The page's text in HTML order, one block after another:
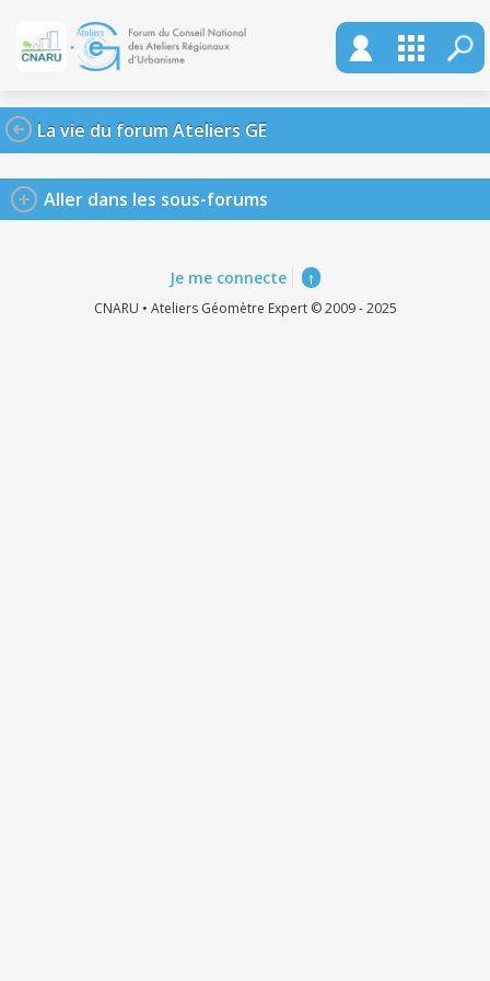
La vie du forum Ateliers GE
Aller dans les sous-forums
Je me connecte ↑
CNARU • Ateliers Géomètre Expert © 2009 - 2025